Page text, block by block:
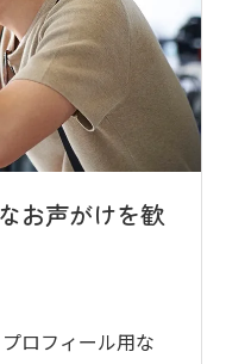
お声がけを歓
ロフィール用な